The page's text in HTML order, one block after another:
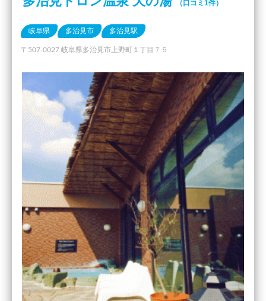
（口コミ1件）
岐阜県 多治見市 多治見駅
〒507-0027 岐阜県多治見市上野町１丁目７５